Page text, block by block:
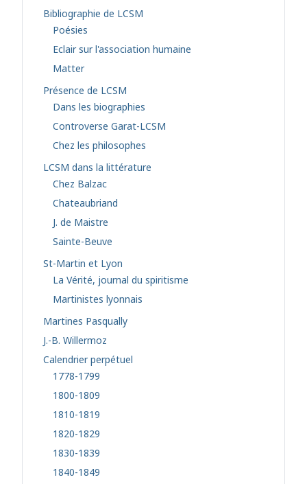
Bibliographie de LCSM
Poésies
Eclair sur l'association humaine
Matter
Présence de LCSM
Dans les biographies
Controverse Garat-LCSM
Chez les philosophes
LCSM dans la littérature
Chez Balzac
Chateaubriand
J. de Maistre
Sainte-Beuve
St-Martin et Lyon
La Vérité, journal du spiritisme
Martinistes lyonnais
Martines Pasqually
J.-B. Willermoz
Calendrier perpétuel
1778-1799
1800-1809
1810-1819
1820-1829
1830-1839
1840-1849